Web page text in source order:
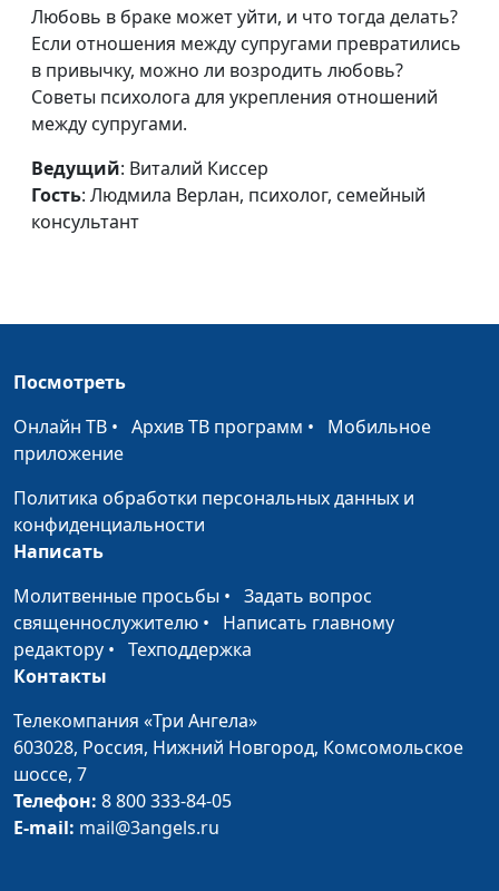
отношений (вторая
часть)
Людмила Верлан,
психолог, семейный
консультант
отношений (первая
часть)
Виталий Киссер,
психолог, семейный
консультант
стороны (третья
консультант
Секс.
Положительные и
отрицательные
стороны (вторая
часть)
Людмила Верлан,
Секс.
отрицательные
стороны (первая
часть)
психолог, семейный
консультант
воспитание детей
Людмила Верлан,
психолог, консультант по
Секс и христианство
Любовь в браке может уйти, и что тогда делать?
Если отношения между супругами превратились
в привычку, можно ли возродить любовь?
Советы психолога для укрепления отношений
между супругами.
Ведущий: Виталий Киссер
Гость: Людмила Верлан, психолог, семейный
консультант
Посмотреть
Онлайн ТВ • Архив ТВ программ • Мобильное
приложение
Политика обработки персональных данных и
конфиденциальности
Написать
Молитвенные просьбы • Задать вопрос
священнослужителю • Написать главному
редактору • Техподдержка
Контакты
Телекомпания «Три Ангела»
603028, Россия, Нижний Новгород, Комсомольское
шоссе, 7
Телефон: 8 800 333-84-05
E-mail: mail@3angels.ru